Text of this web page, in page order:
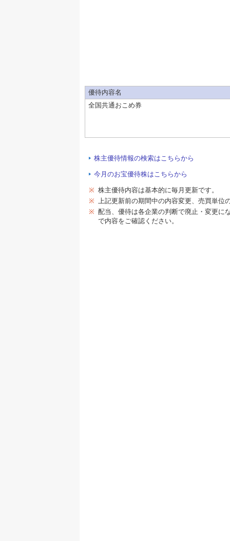
優待内容名
全国共通おこめ券
株主優待情報の検索はこちらから
今月のお宝優待株はこちらから
※ 株主優待内容は基本的に毎月更新です。
※ 上記更新前の期間中の内容変更、売買単位
※ 配当、優待は各企業の判断で廃止・変更に
で内容をご確認ください。